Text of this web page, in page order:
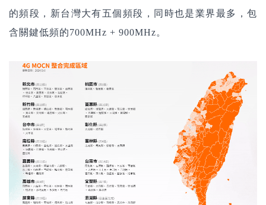
的頻段，新台灣大有五個頻段，同時也是業界最多，包
含關鍵低頻的700MHz + 900MHz。